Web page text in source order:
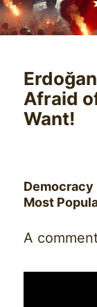
Afraid
Want!
Democracy
Most
A